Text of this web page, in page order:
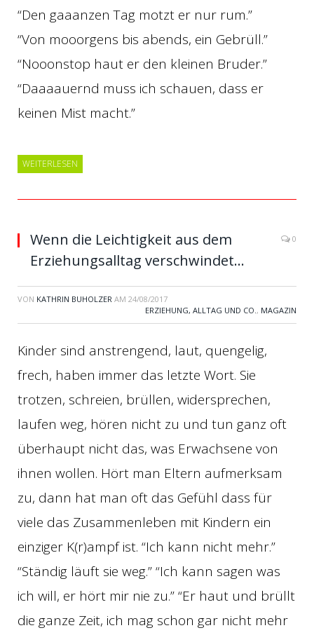
“Den gaaanzen Tag motzt er nur rum.”
“Von mooorgens bis abends, ein Gebrüll.”
“Nooonstop haut er den kleinen Bruder.”
“Daaaauernd muss ich schauen, dass er
keinen Mist macht.”
WEITERLESEN
Wenn die Leichtigkeit aus dem
Erziehungsalltag verschwindet…
0
VON KATHRIN BUHOLZER AM 24/08/2017
ERZIEHUNG, ALLTAG UND CO. , MAGAZIN
Kinder sind anstrengend, laut, quengelig,
frech, haben immer das letzte Wort. Sie
trotzen, schreien, brüllen, widersprechen,
laufen weg, hören nicht zu und tun ganz oft
überhaupt nicht das, was Erwachsene von
ihnen wollen. Hört man Eltern aufmerksam
zu, dann hat man oft das Gefühl dass für
viele das Zusammenleben mit Kindern ein
einziger K(r)ampf ist. “Ich kann nicht mehr.”
“Ständig läuft sie weg.” “Ich kann sagen was
ich will, er hört mir nie zu.” “Er haut und brüllt
die ganze Zeit, ich mag schon gar nicht mehr